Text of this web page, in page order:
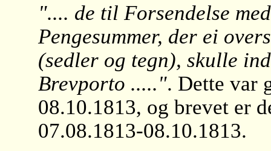
".... de til Forsendelse
Pengesummer, der ei
(sedler og tegn), skulle
Brevporto .....". Dette var
08.10.1813, og brevet er
07.08.1813-08.10.1813.